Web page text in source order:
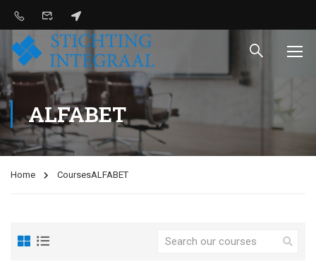
ALFABET
Home CoursesALFABET